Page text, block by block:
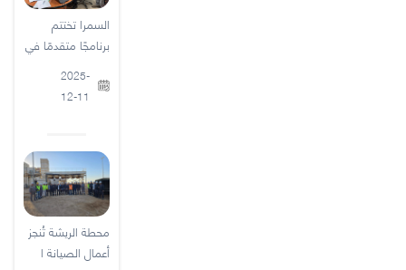
السمرا تختتم
برنامجًا متقدمًا في
2025-
12-11
محطة الريشة تُنجز
أعمال الصيانة ا